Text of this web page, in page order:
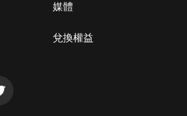
媒體
兌換權益